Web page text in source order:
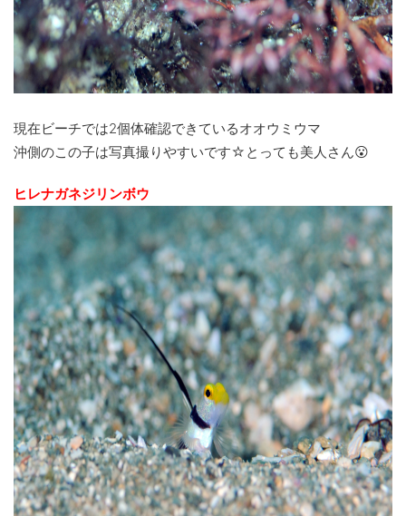
現在ビーチでは2個体確認できているオオウミウマ
沖側のこの子は写真撮りやすいです☆とっても美人さん😮
ヒレナガネジリンボウ